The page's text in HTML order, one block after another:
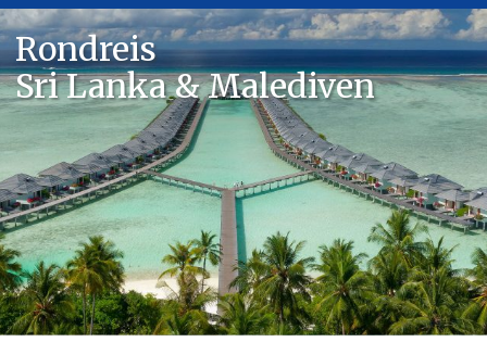
Rondreis
Sri Lanka & Malediven